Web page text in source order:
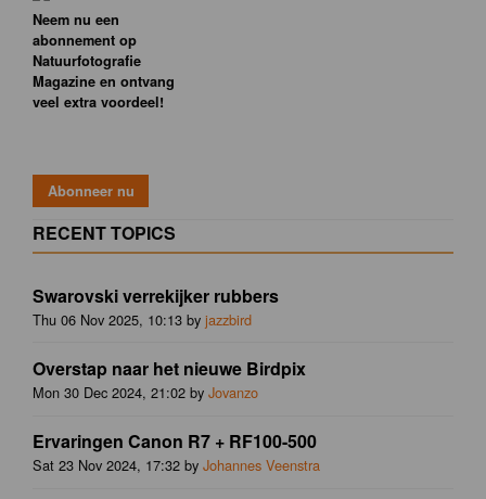
Neem nu een
abonnement op
Natuurfotografie
Magazine en ontvang
veel extra voordeel!
RECENT TOPICS
Swarovski verrekijker rubbers
Thu 06 Nov 2025, 10:13 by jazzbird
Overstap naar het nieuwe Birdpix
Mon 30 Dec 2024, 21:02 by Jovanzo
Ervaringen Canon R7 + RF100-500
Sat 23 Nov 2024, 17:32 by Johannes Veenstra